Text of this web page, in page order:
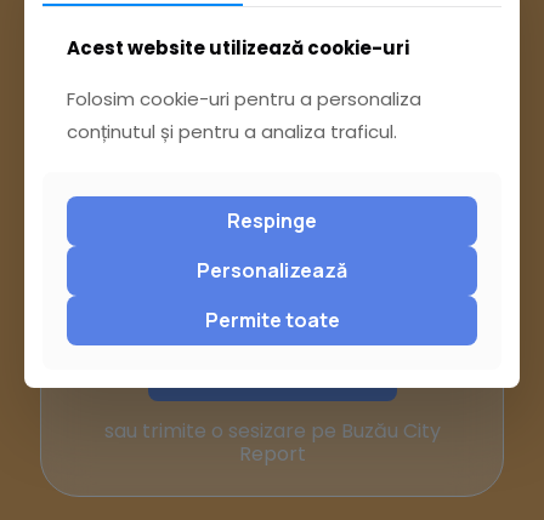
Ai întrebări? Accesează
sau trimite o sesizare pe Buzău City
Report
Acest website utilizează cookie-uri
Folosim cookie-uri pentru a personaliza
conținutul și pentru a analiza traficul.
Respinge
Personalizează
Permite toate